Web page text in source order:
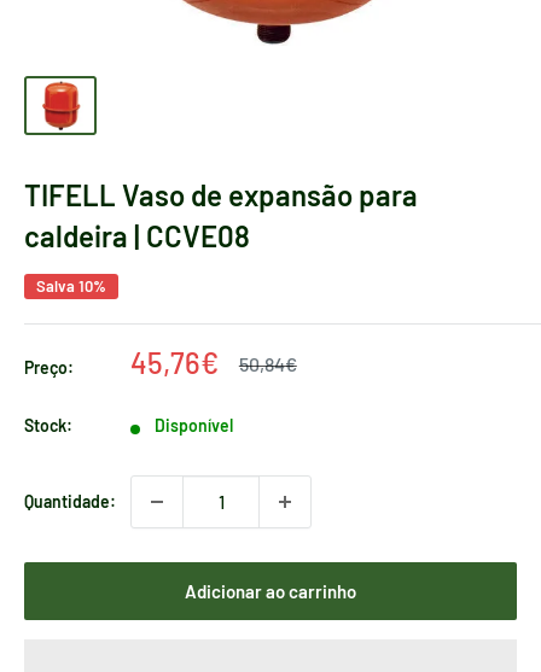
TIFELL Vaso de expansão para
caldeira | CCVE08
Salva 10%
Preço:
Preço
venda
45,76€
Preço
50,84€
Stock: Disponível
Quantidade:
Adicionar ao carrinho